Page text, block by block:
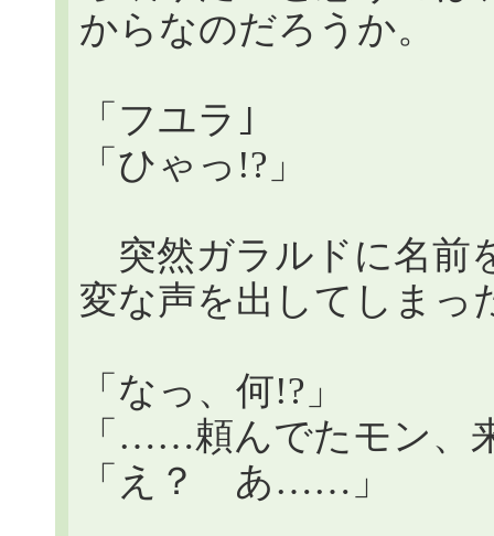
からなのだろうか。
「フユラ｣
「ひゃっ!?」
突然ガラルドに名前
変な声を出してしまっ
「なっ、何!?」
「……頼んでたモン、
「え？ あ……」